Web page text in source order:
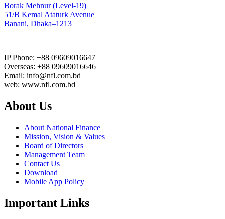
Borak Mehnur (Level-19)
51/B Kemal Ataturk Avenue
Banani, Dhaka–1213
IP Phone: +88 09609016647
Overseas: +88 09609016646
Email: info@nfl.com.bd
web: www.nfl.com.bd
About Us
About National Finance
Mission, Vision & Values
Board of Directors
Management Team
Contact Us
Download
Mobile App Policy
Important Links